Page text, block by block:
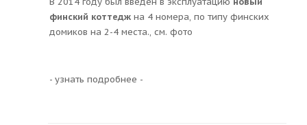
финский коттедж на 4 номера, по типу финских
домиков на 2-4 места., см. фото
- узнать подробнее -